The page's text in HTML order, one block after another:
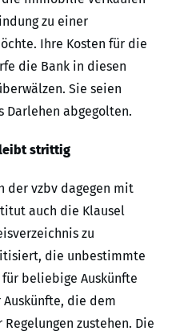
zu einer
Ihre Kosten für die
die Bank in diesen
Sie seien
Darlehen abgegolten.
strittig
der vzbv dagegen mit
auch die Klausel
zu
die unbestimmte
beliebige Auskünfte
die dem
zustehen. Die